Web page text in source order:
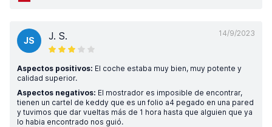
14/9/2023
JS J. S.
Aspectos positivos: El coche estaba muy bien, muy potente y
calidad superior.
Aspectos negativos: El mostrador es imposible de encontrar,
tienen un cartel de keddy que es un folio a4 pegado en una pared
y tuvimos que dar vueltas más de 1 hora hasta que alguien que ya
lo habia encontrado nos guió.